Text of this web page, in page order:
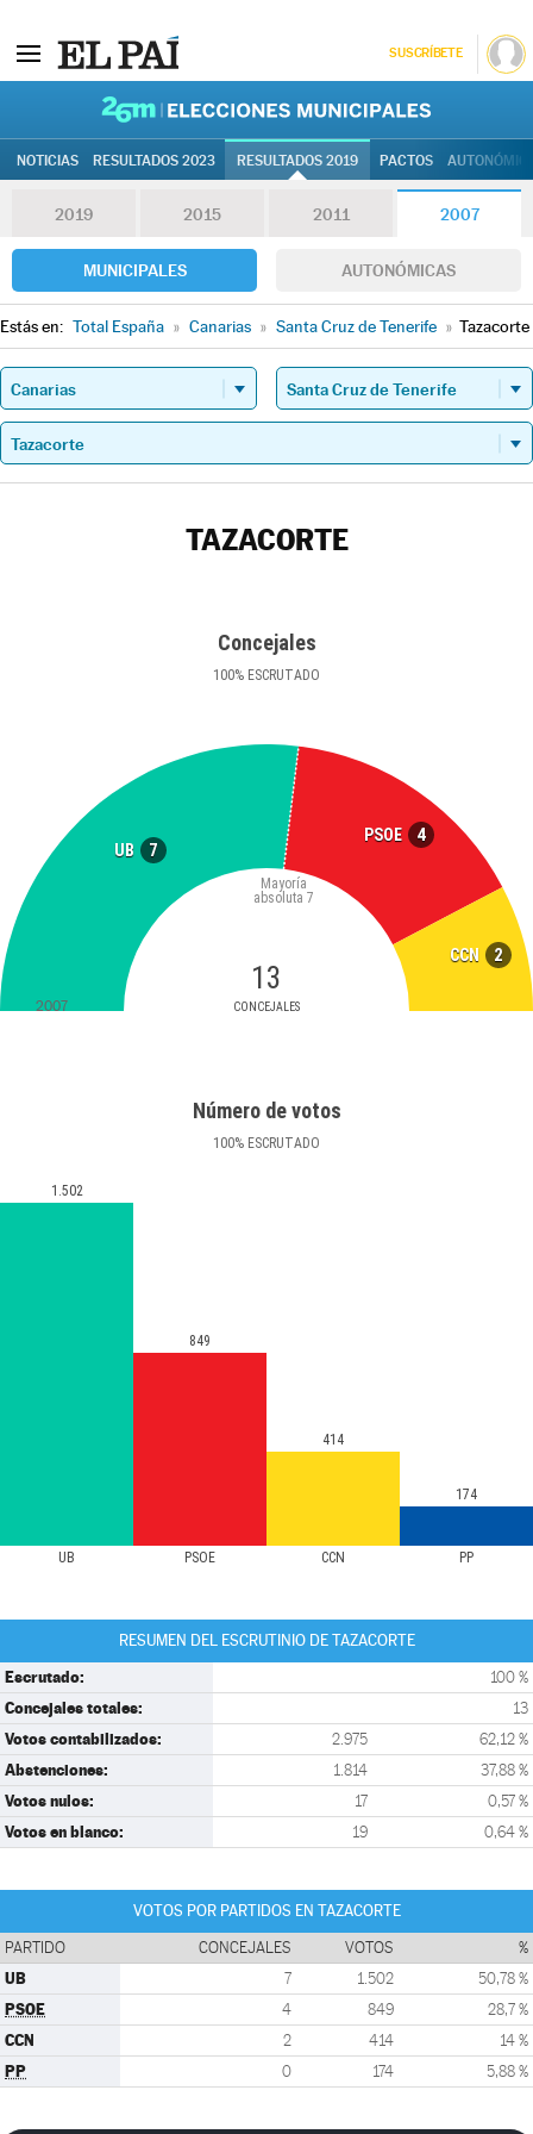
SUSCRÍBETE
NOTICIAS RESULTADOS 2023 RESULTADOS 2019 PACTOS
2019 2015 2011 2007
MUNICIPALES AUTONÓMICAS
Estás en: Total España » Canarias » Santa Cruz de Tenerife » Tazacorte
TAZACORTE
Concejales
100% ESCRUTADO
UB 7
PSOE 4
CCN 2
13
CONCEJALES
Mayoría
absoluta 7
2007
Número de votos
100% ESCRUTADO
UB PSOE CCN PP
1.502
849
414
174
RESUMEN DEL ESCRUTINIO DE TAZACORTE
Escrutado: 100 %
Concejales totales: 13
Votos contabilizados: 2.975 62,12 %
Abstenciones: 1.814 37,88 %
Votos nulos: 17 0,57 %
Votos en blanco: 19 0,64 %
VOTOS POR PARTIDOS EN TAZACORTE
PARTIDO CONCEJALES VOTOS %
UB 7 1.502 50,78 %
PSOE 4 849 28,7 %
CCN 2 414 14 %
PP 0 174 5,88 %